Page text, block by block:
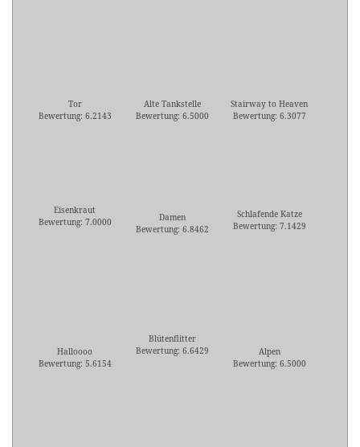
Tor
Bewertung: 6.2143
Alte Tankstelle
Bewertung: 6.5000
Stairway to Heaven
Bewertung: 6.3077
Eisenkraut
Bewertung: 7.0000
Damen
Bewertung: 6.8462
Schlafende Katze
Bewertung: 7.1429
Halloooo
Bewertung: 5.6154
Blütenflitter
Bewertung: 6.6429
Alpen
Bewertung: 6.5000